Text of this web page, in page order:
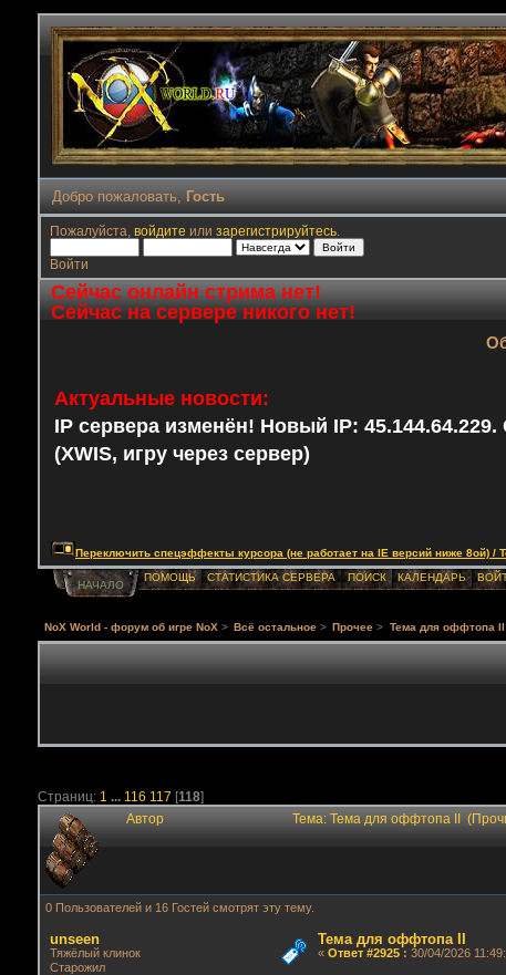
Добро пожаловать, Гость
Пожалуйста, войдите или зарегистрируйтесь.
Войти
Сейчас онлайн стрима нет!
Сейчас на сервере никого нет!
Актуальные новости:
IP сервера изменён! Новый IP:
(XWIS, игру через сервер)
Переключить спецэффекты курсора (не работает на IE версий ниже 8ой)
НАЧАЛО
ПОМОЩЬ СТАТИСТИКА СЕРВЕРА ПОИСК КАЛЕНДАРЬ
NoX World - форум об игре NoX > Всё остальное > Прочее > Тема для оффтопа II
Страниц: 1 ... 116 117 [118]
Автор Тема: Тема для оффтопа II
0 Пользователей и 16 Гостей смотрят эту тему.
unseen
Тяжёлый клинок
Старожил
Тема для оффтопа II
« Ответ #2925: 30/04/2026